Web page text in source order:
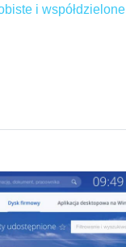
i współdzielone